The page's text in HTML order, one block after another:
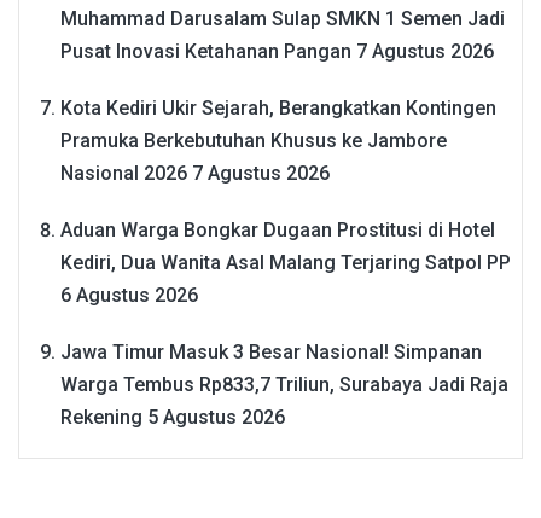
Muhammad Darusalam Sulap SMKN 1 Semen Jadi
Pusat Inovasi Ketahanan Pangan 7 Agustus 2026
Kota Kediri Ukir Sejarah, Berangkatkan Kontingen
Pramuka Berkebutuhan Khusus ke Jambore
Nasional 2026 7 Agustus 2026
Aduan Warga Bongkar Dugaan Prostitusi di Hotel
Kediri, Dua Wanita Asal Malang Terjaring Satpol PP
6 Agustus 2026
Jawa Timur Masuk 3 Besar Nasional! Simpanan
Warga Tembus Rp833,7 Triliun, Surabaya Jadi Raja
Rekening 5 Agustus 2026